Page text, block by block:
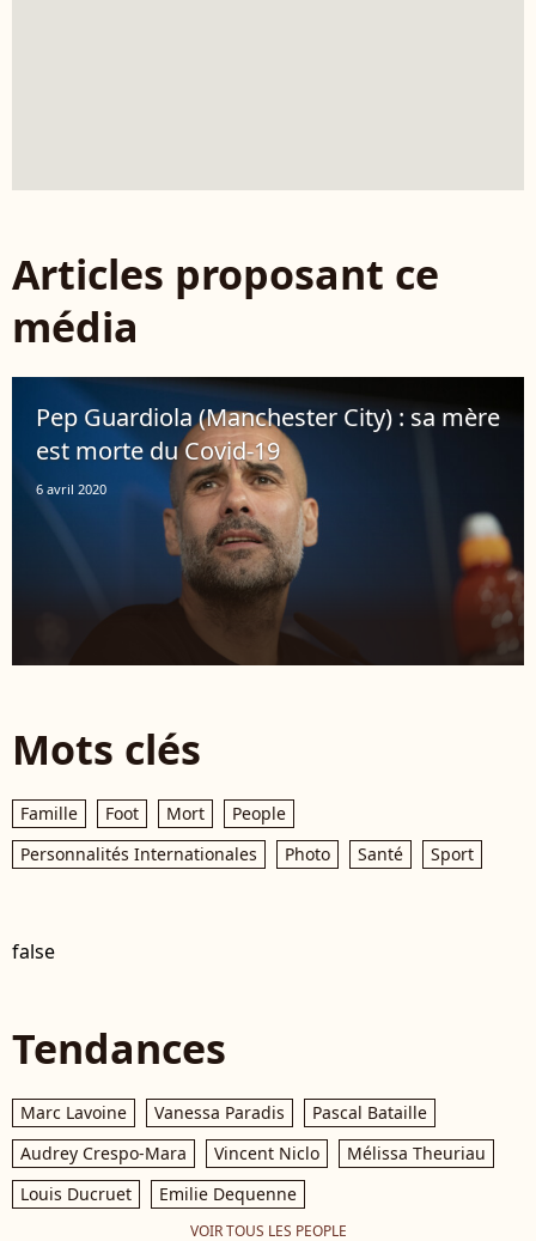
Articles proposant ce
média
Pep Guardiola (Manchester City) : sa mère
est morte du Covid-19
6 avril 2020
Mots clés
Famille Foot Mort
People
Personnalités Internationales
Photo Santé Sport
false
Tendances
Marc Lavoine Vanessa Paradis
Pascal Bataille
Audrey Crespo-Mara
Vincent Niclo
Mélissa Theuriau
Louis Ducruet
Emilie Dequenne
VOIR TOUS LES PEOPLE